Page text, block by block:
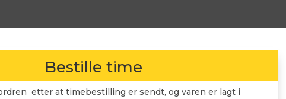
Bestille time
etter at timebestilling er sendt, og varen er lagt i